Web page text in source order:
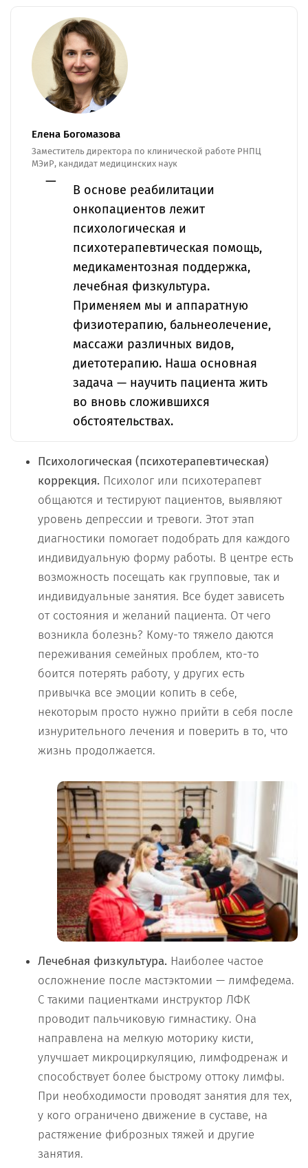
Елена Богомазова
Заместитель директора по клинической работе РНПЦ
МЭиР, кандидат медицинских наук
В основе реабилитации
онкопациентов лежит
психологическая и
психотерапевтическая помощь,
медикаментозная поддержка,
лечебная физкультура.
Применяем мы и аппаратную
физиотерапию, бальнеолечение,
массажи различных видов,
диетотерапию. Наша основная
задача — научить пациента жить
во вновь сложившихся
обстоятельствах.
Психологическая (психотерапевтическая)
коррекция. Психолог или психотерапевт
общаются и тестируют пациентов, выявляют
уровень депрессии и тревоги. Этот этап
диагностики помогает подобрать для каждого
индивидуальную форму работы. В центре есть
возможность посещать как групповые, так и
индивидуальные занятия. Все будет зависеть
от состояния и желаний пациента. От чего
возникла болезнь? Кому-то тяжело даются
переживания семейных проблем, кто-то
боится потерять работу, у других есть
привычка все эмоции копить в себе,
некоторым просто нужно прийти в себя после
изнурительного лечения и поверить в то, что
жизнь продолжается.
Лечебная физкультура. Наиболее частое
осложнение после мастэктомии — лимфедема.
С такими пациентками инструктор ЛФК
проводит пальчиковую гимнастику. Она
направлена на мелкую моторику кисти,
улучшает микроциркуляцию, лимфодренаж и
способствует более быстрому оттоку лимфы.
При необходимости проводят занятия для тех,
у кого ограничено движение в суставе, на
растяжение фиброзных тяжей и другие
занятия.